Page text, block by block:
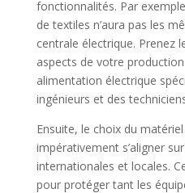
fonctionnalités. Par
de textiles n’aura pas les
centrale électrique. Prenez
aspects de votre
alimentation électrique
ingénieurs et des
Ensuite, le choix du
impérativement s’aligner
internationales et locales.
pour protéger tant les